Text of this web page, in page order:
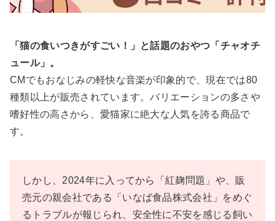
「猫の食いつきがすごい！」と話題のおやつ「チャオチ
ュール」。
CMでもおなじみの軽快な音楽が印象的で、現在では80
種類以上が販売されています。バリエーションの多さや
嗜好性の高さから、愛猫家に絶大な人気を誇る商品で
す。
しかし、2024年に入ってから「紅麹問題」や、販
売元の親会社である「いなば食品株式会社」をめぐ
るトラブルが報じられ、安全性に不安を感じる飼い